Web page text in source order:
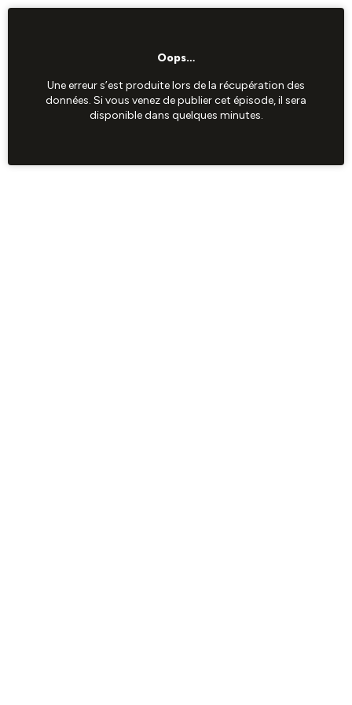
Oops…
Une erreur s’est produite lors de la récupération des
données. Si vous venez de publier cet épisode, il sera
disponible dans quelques minutes.